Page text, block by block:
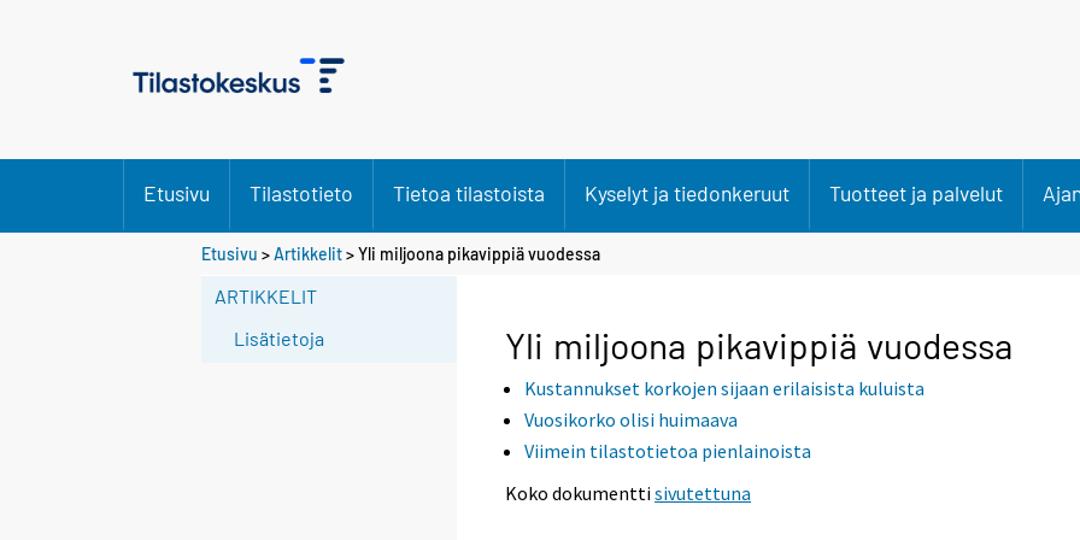
Etusivu Tilastotieto Tietoa tilastoista Kyselyt ja tiedonkeruut Tuotteet ja palvelut
Etusivu >Artikkelit> Yli miljoona pikavippiä vuodessa
ARTIKKELIT
Lisätietoja
Yli miljoona pikavippiä vuodessa
Kustannukset korkojen sijaan erilaisista kuluista
Vuosikorko olisi huimaava
Viimein tilastotietoa pienlainoista
Koko dokumenttisivutettuna
S